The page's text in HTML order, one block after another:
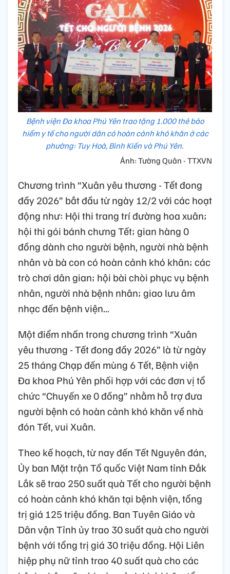
Bệnh viện Đa khoa Phú Yên trao tặng 1.000 thẻ bảo
hiểm y tế cho người dân có hoàn cảnh khó khăn ở các
phường: Tuy Hoà, Bình Kiến và Phú Yên.
Ảnh: Tường Quân - TTXVN
Chương trình “Xuân yêu thương - Tết đong
đầy 2026” bắt đầu từ ngày 12/2 với các hoạt
động như: Hội thi trang trí đường hoa xuân;
hội thi gói bánh chưng Tết; gian hàng 0
đồng dành cho người bệnh, người nhà bệnh
nhân và bà con có hoàn cảnh khó khăn; các
trò chơi dân gian; hội bài chòi phục vụ bệnh
nhân, người nhà bệnh nhân; giao lưu âm
nhạc đến bệnh viện...
Một điểm nhấn trong chương trình “Xuân
yêu thương - Tết đong đầy 2026” là từ ngày
25 tháng Chạp đến mùng 6 Tết, Bệnh viện
Đa khoa Phú Yên phối hợp với các đơn vị tổ
chức “Chuyến xe 0 đồng” nhằm hỗ trợ đưa
người bệnh có hoàn cảnh khó khăn về nhà
đón Tết, vui Xuân.
Theo kế hoạch, từ nay đến Tết Nguyên đán,
Ủy ban Mặt trận Tổ quốc Việt Nam tỉnh Đắk
Lắk sẽ trao 250 suất quà Tết cho người bệnh
có hoàn cảnh khó khăn tại bệnh viện, tổng
trị giá 125 triệu đồng. Ban Tuyên Giáo và
Dân vận Tỉnh ủy trao 30 suất quà cho người
bệnh với tổng trị giá 30 triệu đồng. Hội Liên
hiệp phụ nữ tỉnh trao 40 suất quà cho các